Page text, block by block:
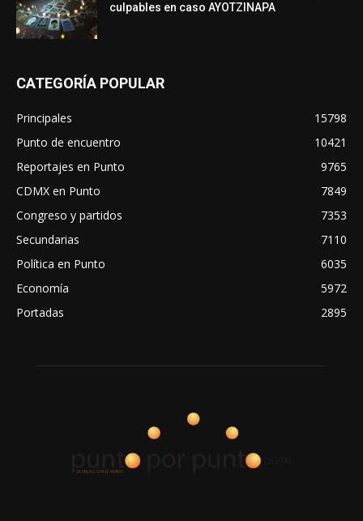
culpables en caso AYOTZINAPA
CATEGORÍA POPULAR
Principales
15798
Punto de encuentro
10421
Reportajes en Punto
9765
CDMX en Punto
7849
Congreso y partidos
7353
Secundarias
7110
Política en Punto
6035
Economía
5972
Portadas
2895